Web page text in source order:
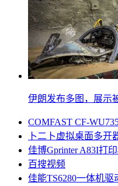
伊朗发布多图，展示
COMFAST CF-
卜二卜虚拟桌面多开
佳博Gprinter A83I打
百搜视频
佳能TS6280一体机驱